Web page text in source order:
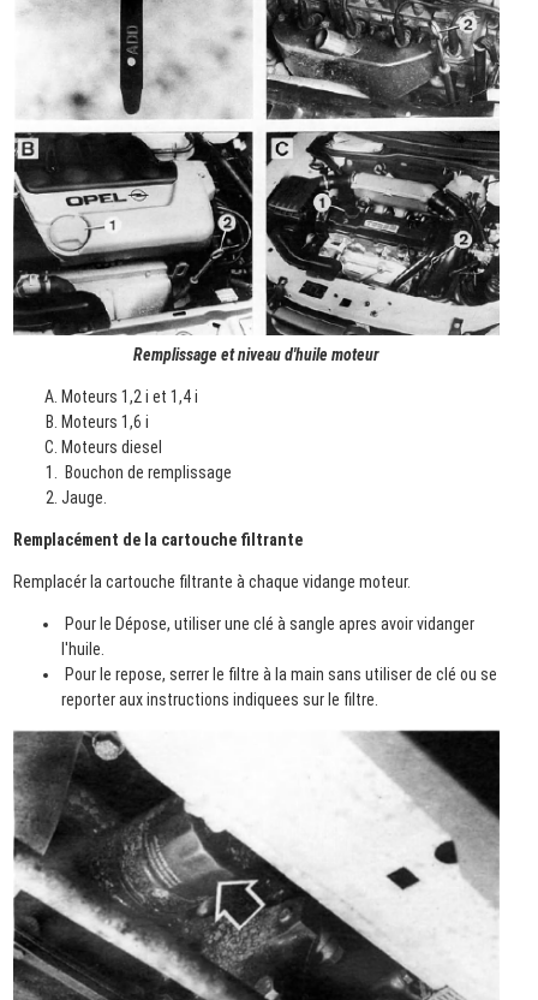
Remplissage et niveau d'huile moteur
Moteurs 1,2 i et 1,4 i
Moteurs 1,6 i
Moteurs diesel
Bouchon de remplissage
Jauge.
Remplacément de la cartouche filtrante
Remplacér la cartouche filtrante à chaque vidange moteur.
Pour le Dépose, utiliser une clé à sangle apres avoir vidanger
l'huile.
Pour le repose, serrer le filtre à la main sans utiliser de clé ou se
reporter aux instructions indiquees sur le filtre.